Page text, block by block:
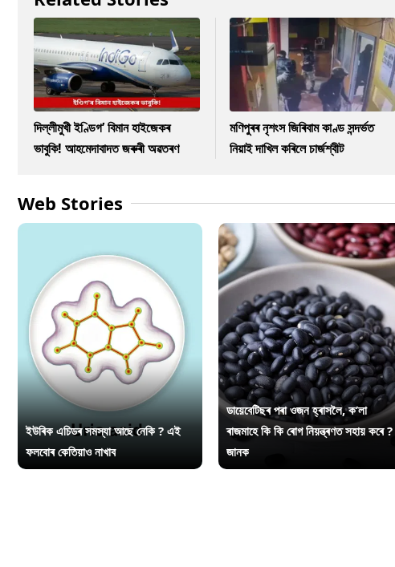
দিল্লীমুখী ইণ্ডিগ’ বিমান হাইজেকৰ
ভাবুকি! আহমেদাবাদত জৰুৰী অৱতৰণ
মণিপুৰৰ নৃশংস জিৰিবাম কাণ্ড সন্দৰ্ভত
নিয়াই দাখিল কৰিলে চাৰ্জশ্বীট
Web Stories
ইউৰিক এচিডৰ সমস্যা আছে নেকি ? এই
ফলবোৰ কেতিয়াও নাখাব
ডায়েবেটিছৰ পৰা ওজন হ্ৰাসলৈ, ক’লা
ৰাজমাহে কি কি ৰোগ নিয়ন্ত্ৰণত সহায় কৰে ?
জানক